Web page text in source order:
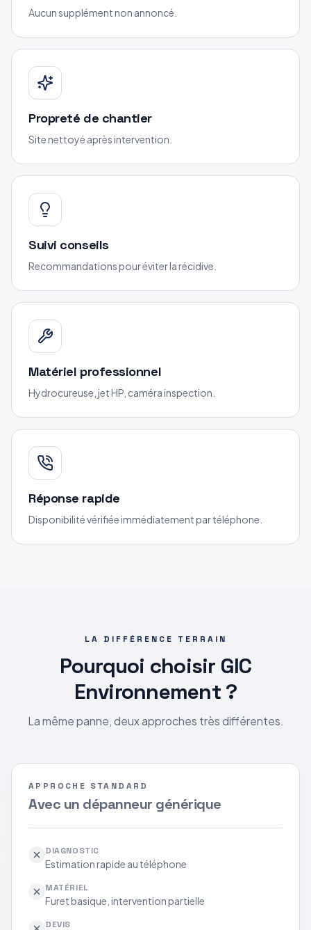
Aucun supplément non annoncé.
Propreté de chantier
Site nettoyé après intervention.
Suivi conseils
Recommandations pour éviter la récidive.
Matériel professionnel
Hydrocureuse, jet HP, caméra inspection.
Réponse rapide
Disponibilité vérifiée immédiatement par téléphone.
LA DIFFÉRENCE TERRAIN
Pourquoi choisir GIC
Environnement ?
La même panne, deux approches très différentes.
APPROCHE STANDARD
Avec un dépanneur générique
DIAGNOSTIC
Estimation rapide au téléphone
MATÉRIEL
Furet basique, intervention partielle
DEVIS